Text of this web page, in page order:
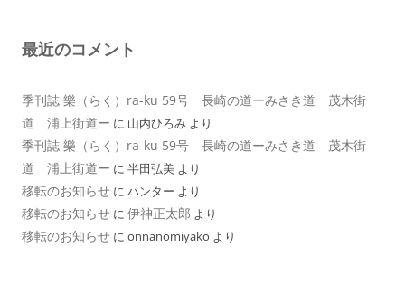
最近のコメント
季刊誌 樂（らく）ra-ku 59号 長崎の道ーみさき道 茂木街
道 浦上街道ー に 山内ひろみ より
季刊誌 樂（らく）ra-ku 59号 長崎の道ーみさき道 茂木街
道 浦上街道ー に 半田弘美 より
移転のお知らせ に ハンター より
移転のお知らせ に 伊神正太郎 より
移転のお知らせ に onnanomiyako より